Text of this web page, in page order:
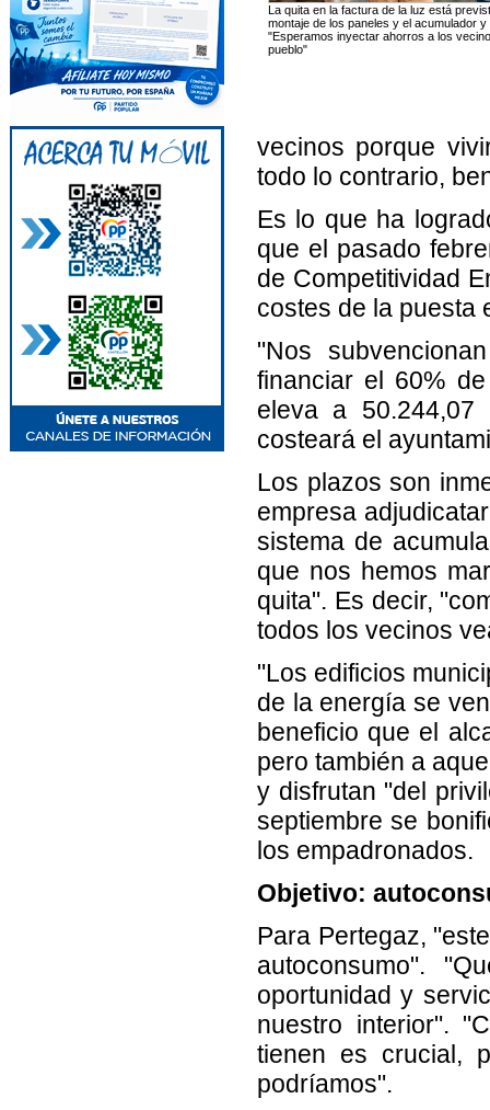
La quita en la factura de la luz está
montaje de los paneles y el acumulador
"Esperamos inyectar ahorros a los
pueblo"
vecinos porque
todo lo contrario,
Es lo que ha
que el pasado
de Competitividad
costes de la puesta
"Nos
financiar el 60%
eleva a
costeará el
Los plazos son
empresa
sistema de
que nos hemos
quita". Es decir,
todos los vecinos
"Los edificios
de la energía se
beneficio que el
pero también a
y disfrutan "del
septiembre se
los empadronados.
Objetivo:
Para Pertegaz,
autoconsumo".
oportunidad y
nuestro interior".
tienen es crucial,
podríamos".